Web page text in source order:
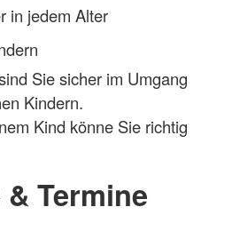
in jedem Alter
Sie sicher im Umgang
Kindern.
Kind könne Sie richtig
Termine